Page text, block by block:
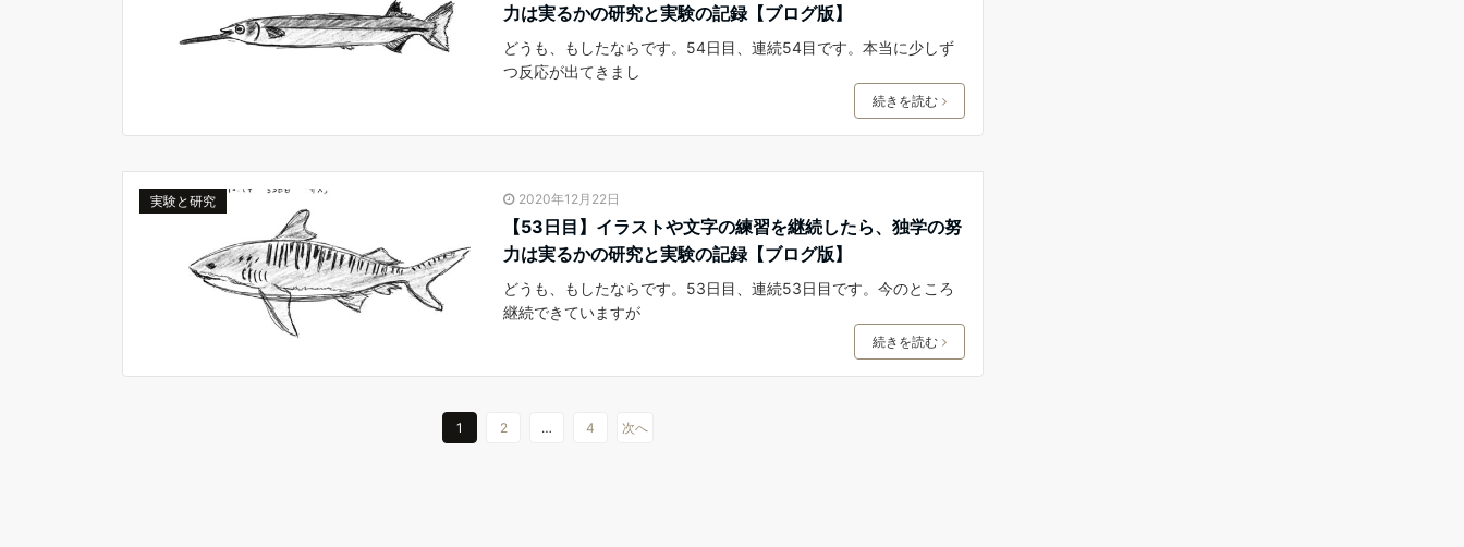
力は実るかの研究と実験の記録【ブログ版】
どうも、もしたならです。54日目、連続54目です。本当に少しず
つ反応が出てきまし
続きを読む
実験と研究 2020年12月22日
【53日目】イラストや文字の練習を継続したら、独学の努
力は実るかの研究と実験の記録【ブログ版】
どうも、もしたならです。53日目、連続53日目です。今のところ
継続できていますが
続きを読む
1 2 … 4 次へ